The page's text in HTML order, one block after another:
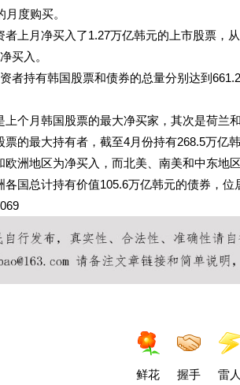
度购买。
者上月净买入了1.27万亿韩元的上市股票，
买入。
者持有韩国股票和债券的总量分别达到
上个月韩国股票的最大净买家，其次是荷
票的最大持有者，截至4月份持有268.5万亿
欧洲地区为净买入，而北美、南美和中东地
各国总计持有价值105.6万亿韩元的债券，
鲜花 握手 雷